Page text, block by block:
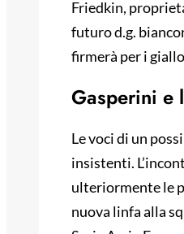
Friedkin,
futuro d.g.
firmerà per i
Gasperini e
Le voci di un
insistenti.
ulteriormente le
nuova linfa alla